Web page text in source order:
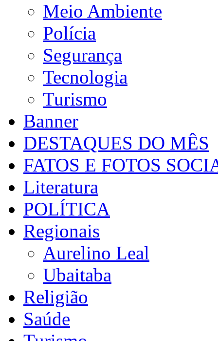
Meio Ambiente
Polícia
Segurança
Tecnologia
Turismo
Banner
DESTAQUES DO MÊS
FATOS E FOTOS
Literatura
POLÍTICA
Regionais
Aurelino Leal
Ubaitaba
Religião
Saúde